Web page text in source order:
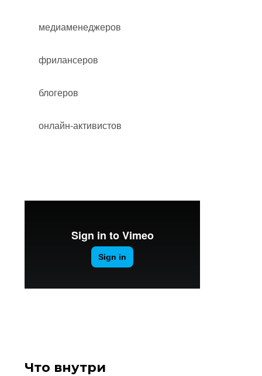
медиаменеджеров
фрилансеров
блогеров
онлайн-активистов
Что внутри